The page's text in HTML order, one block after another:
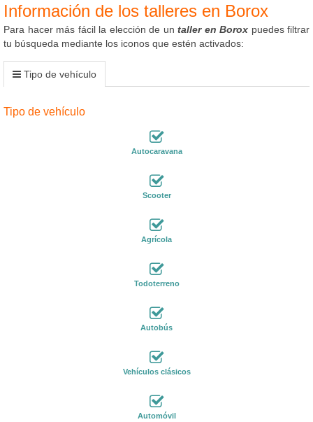
Información de los talleres en Borox
Para hacer más fácil la elección de un taller en Borox puedes filtrar
tu búsqueda mediante los iconos que estén activados:
Tipo de vehículo
Tipo de vehículo
Autocaravana
Scooter
Agrícola
Todoterreno
Autobús
Vehículos clásicos
Automóvil